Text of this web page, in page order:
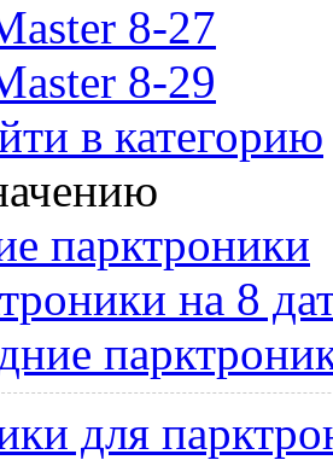
8-27
8-29
в категорию
парктроники
на 8
для